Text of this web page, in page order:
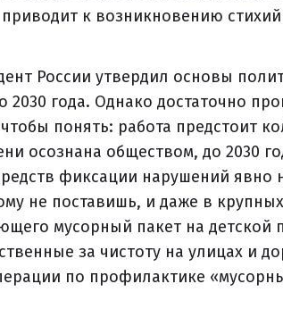
к возникновению
России утвердил основы
2030 года. Однако достаточно
понять: работа предстоит
осознана обществом, до 2030
фиксации нарушений явно
не поставишь, и даже в
мусорный пакет на детской
за чистоту на улицах и
по профилактике